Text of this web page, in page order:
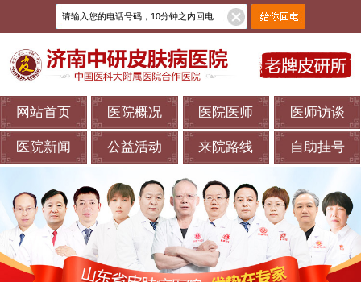
网站首页 医院概况 医院医师 医师访谈
医院新闻 公益活动 来院路线 自助挂号